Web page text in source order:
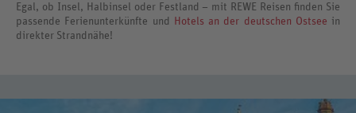
Egal, ob Insel, Halbinsel oder Festland – mit REWE Reisen finden Sie
passende Ferienunterkünfte und
Hotels an der deutschen Ostsee in
direkter Strandnähe!